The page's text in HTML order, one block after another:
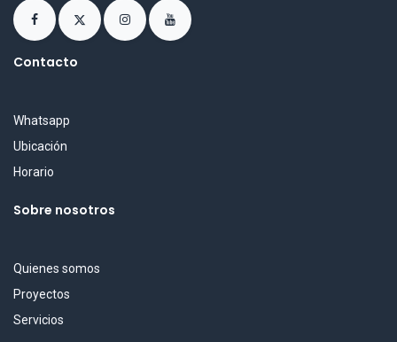
Contacto
Whatsapp
Ubicación
Horario
Sobre nosotros
Quienes somos
Proyectos
Servicios